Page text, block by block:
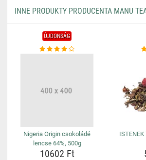
INNE PRODUKTY PRODUCENTA MANU
ÚJDONSÁG
Nigeria Origin csokoládé
lencse 64%, 500g
10602 Ft